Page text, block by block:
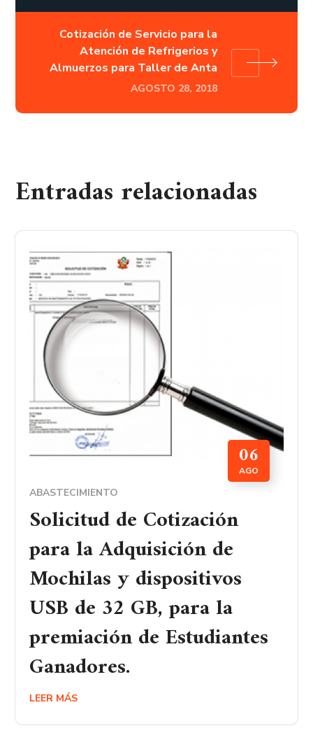
Cotización de Servicio para la
Atención de Refrigerios y
Almuerzos para Taller de Anta
AGOSTO 28, 2018
Entradas relacionadas
06
AGO
ABASTECIMIENTO
Solicitud de Cotización
para la Adquisición de
Mochilas y dispositivos
USB de 32 GB, para la
premiación de Estudiantes
Ganadores.
LEER MÁS